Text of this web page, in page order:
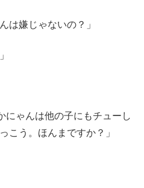
嫌じゃないの？」
ゃんは他の子にもチューし
こう。ほんまですか？」